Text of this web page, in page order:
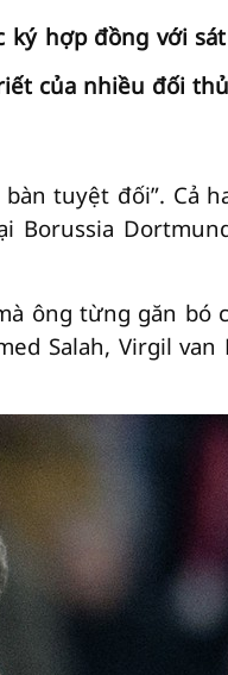
ký hợp đồng với
của nhiều đối
tuyệt đối”. Cả
Borussia
ông từng găn bó
Salah, Virgil van